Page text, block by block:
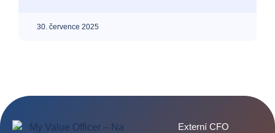
30. července 2025
Externí CFO